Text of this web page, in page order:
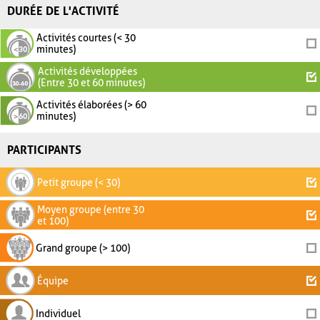
DURÉE DE L'ACTIVITÉ
Activités courtes (< 30
minutes)
Activités développées
(Entre 30 et 60 minutes)
Activités élaborées (> 60
minutes)
PARTICIPANTS
Petit groupe (< 30)
Moyen groupe (entre 30
et 100)
Grand groupe (> 100)
Équipe
Individuel